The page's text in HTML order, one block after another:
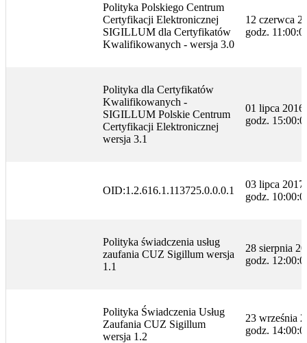
Polityka Polskiego Centrum
Certyfikacji Elektronicznej
SIGILLUM dla Certyfikatów
Kwalifikowanych - wersja 3.0
12 czerwca
godz.
Polityka dla Certyfikatów
Kwalifikowanych -
SIGILLUM Polskie Centrum
Certyfikacji Elektronicznej
wersja 3.1
01 lipca 2016
godz.
OID:1.2.616.1.113725.0.0.0.1
03 lipca 2017
godz.
Polityka świadczenia usług
zaufania CUZ Sigillum wersja
1.1
28 sierpnia
godz.
Polityka Świadczenia Usług
Zaufania CUZ Sigillum
wersja 1.2
23 września
godz.